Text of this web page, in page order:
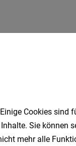
Cookies sind
Sie können
mehr alle